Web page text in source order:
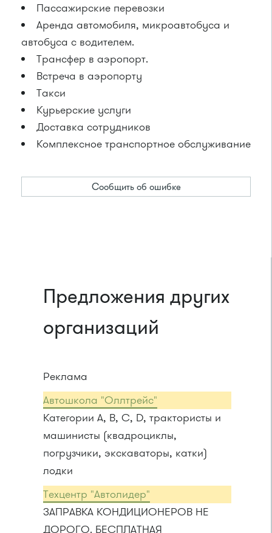
Пассажирские перевозки
Аренда автомобиля, микроавтобуса и
автобуса с водителем.
Трансфер в аэропорт.
Встреча в аэропорту
Такси
Курьерские услуги
Доставка сотрудников
Комплексное транспортное обслуживание
Сообщить об ошибке
Предложения других
организаций
Реклама
Автошкола "Оллтрейс"
Категории A, B, C, D, трактористы и
машинисты (квадроциклы,
погрузчики, экскаваторы, катки)
лодки
Техцентр "Автолидер"
ЗАПРАВКА КОНДИЦИОНЕРОВ НЕ
ДОРОГО. БЕСПЛАТНАЯ